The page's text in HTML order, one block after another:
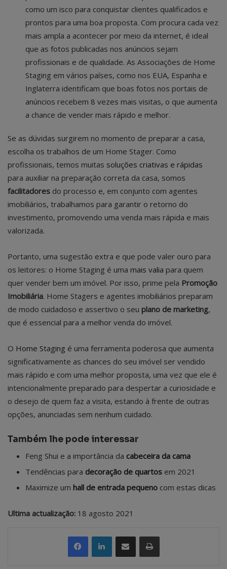
como um isco para conquistar clientes qualificados e
prontos para uma boa proposta. Com procura cada vez
mais ampla a acontecer por meio da internet, é ideal
que as fotos publicadas nos anúncios sejam
profissionais e de qualidade. As Associações de Home
Staging em vários países, como nos EUA, Espanha e
Inglaterra identificam que boas fotos nos portais de
anúncios recebem 8 vezes mais visitas, o que aumenta
a chance de vender mais rápido e melhor.
Se as dúvidas surgirem no momento de preparar a casa,
escolha os trabalhos de um Home Stager. Como
profissionais, temos muitas soluções criativas e rápidas
para auxiliar na preparação correta da casa, somos
facilitadores do processo e, em conjunto com agentes
imobiliários, trabalhamos para garantir o retorno do
investimento, promovendo uma venda mais rápida e mais
valorizada.
Portanto, uma sugestão extra e que pode valer ouro para
os leitores: o Home Staging é uma mais valia para quem
quer vender bem um imóvel. Por isso, prime pela Promoção
Imobiliária. Home Stagers e agentes imobiliários preparam
de modo cuidadoso e assertivo o seu plano de marketing,
que é essencial para a melhor venda do imóvel.
O Home Staging é uma ferramenta poderosa que aumenta
significativamente as chances do seu imóvel ser vendido
mais rápido e com uma melhor proposta, uma vez que ele é
intencionalmente preparado para despertar a curiosidade e
o desejo de quem faz a visita, estando à frente de outras
opções, anunciadas sem nenhum cuidado.
Também lhe pode interessar
Feng Shui e a importância da cabeceira da cama
Tendências para decoração de quartos em 2021
Maximize um hall de entrada pequeno com estas dicas
Ultima actualização: 18 agosto 2021
Partilhar Via Email Imprimir